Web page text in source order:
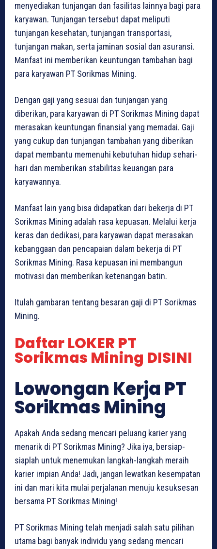
menyediakan tunjangan dan fasilitas lainnya bagi para
karyawan. Tunjangan tersebut dapat meliputi
tunjangan kesehatan, tunjangan transportasi,
tunjangan makan, serta jaminan sosial dan asuransi.
Manfaat ini memberikan keuntungan tambahan bagi
para karyawan PT Sorikmas Mining.
Dengan gaji yang sesuai dan tunjangan yang
diberikan, para karyawan di PT Sorikmas Mining dapat
merasakan keuntungan finansial yang memadai. Gaji
yang cukup dan tunjangan tambahan yang diberikan
dapat membantu memenuhi kebutuhan hidup sehari-
hari dan memberikan stabilitas keuangan para
karyawannya.
Manfaat lain yang bisa didapatkan dari bekerja di PT
Sorikmas Mining adalah rasa kepuasan. Melalui kerja
keras dan dedikasi, para karyawan dapat merasakan
kebanggaan dan pencapaian dalam bekerja di PT
Sorikmas Mining. Rasa kepuasan ini membangun
motivasi dan memberikan ketenangan batin.
Itulah gambaran tentang besaran gaji di PT Sorikmas
Mining.
Daftar LOKER PT
Sorikmas Mining DISINI
Lowongan Kerja PT
Sorikmas Mining
Apakah Anda sedang mencari peluang karier yang
menarik di PT Sorikmas Mining? Jika iya, bersiap-
siaplah untuk menemukan langkah-langkah meraih
karier impian Anda! Jadi, jangan lewatkan kesempatan
ini dan mari kita mulai perjalanan menuju kesuksesan
bersama PT Sorikmas Mining!
PT Sorikmas Mining telah menjadi salah satu pilihan
utama bagi banyak individu yang sedang mencari